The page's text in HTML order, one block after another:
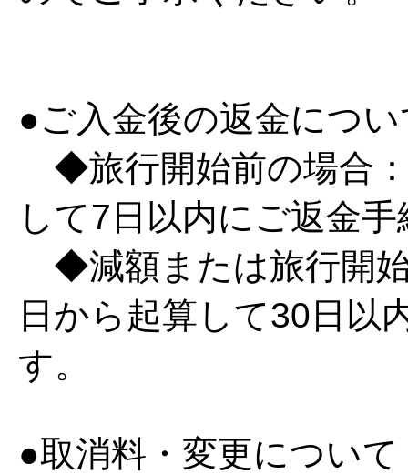
●ご入金後の返金につ
◆旅行開始前の場合
して7日以内にご返金
◆減額または旅行開
日から起算して30日以
す。
●取消料・変更について